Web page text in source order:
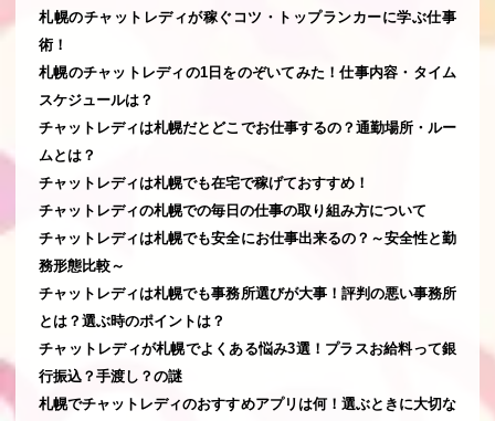
札幌のチャットレディが稼ぐコツ・トップランカーに学ぶ仕事
術！
札幌のチャットレディの1日をのぞいてみた！仕事内容・タイム
スケジュールは？
チャットレディは札幌だとどこでお仕事するの？通勤場所・ルー
ムとは？
チャットレディは札幌でも在宅で稼げておすすめ！
チャットレディの札幌での毎日の仕事の取り組み方について
チャットレディは札幌でも安全にお仕事出来るの？～安全性と勤
務形態比較～
チャットレディは札幌でも事務所選びが大事！評判の悪い事務所
とは？選ぶ時のポイントは？
チャットレディが札幌でよくある悩み3選！プラスお給料って銀
行振込？手渡し？の謎
札幌でチャットレディのおすすめアプリは何！選ぶときに大切な